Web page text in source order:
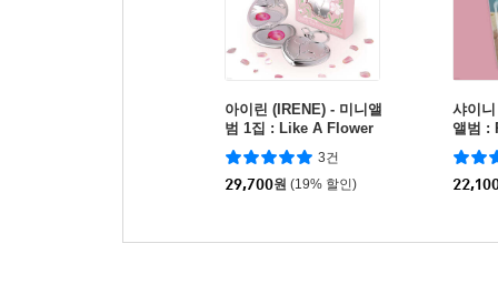
아이린 (IRENE) - 미니앨
범 1집 : Like A Flower
[Mirror Ver.]
3건
29,700원 (19% 할인)
샤이
앨범 :
Ver.]